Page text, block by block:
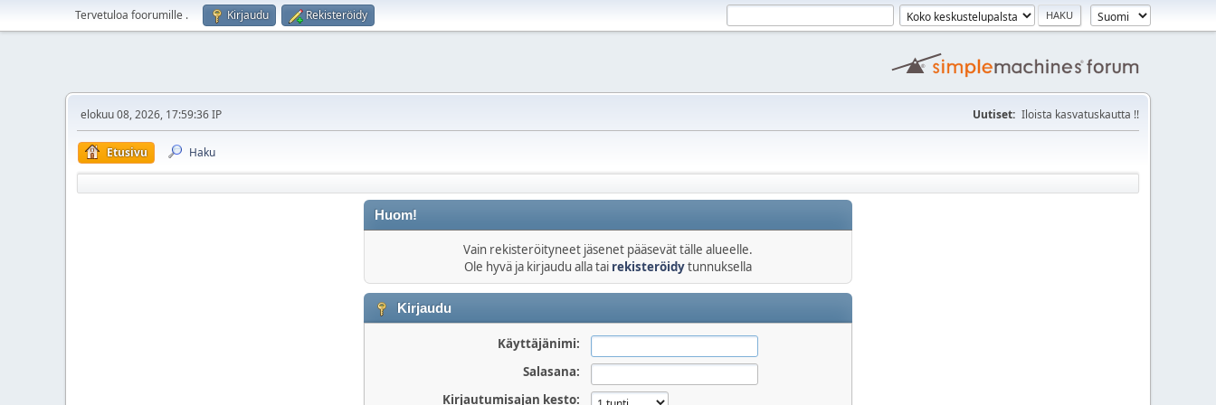
Tervetuloa foorumille . Kirjaudu Rekisteröidy
elokuu 08, 2026, 17:59:36 IP Uutiset: Iloista kasvatuskautta !!
Etusivu Haku
Huom!
Vain rekisteröityneet jäsenet pääsevät tälle alueelle.
Ole hyvä ja kirjaudu alla tai rekisteröidytunnuksella
Kirjaudu
Käyttäjänimi:
Salasana:
Kirjautumisajan kesto: